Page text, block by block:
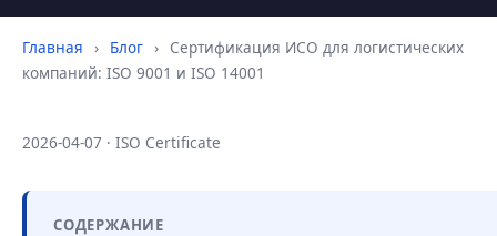
Главная › Блог › Сертификация ИСО для логистических
компаний: ISO 9001 и ISO 14001
2026-04-07 · ISO Certificate
СОДЕРЖАНИЕ